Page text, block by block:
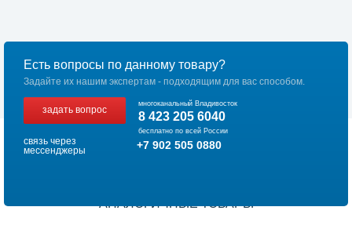
Есть вопросы по данному товару?
Задайте их нашим экспертам - подходящим для вас способом.
задать вопрос
многоканальный Владивосток
8 423 205 6040
бесплатно по всей России
связь через
мессенджеры
+7 902 505 0880
АНАЛОГИЧНЫЕ ТОВАРЫ